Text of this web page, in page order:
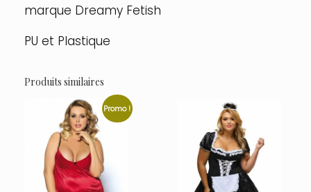
marque Dreamy Fetish
PU et Plastique
Produits similaires
Promo !